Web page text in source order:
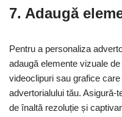
7. Adaugă
Pentru a personaliza
adaugă elemente vizuale
videoclipuri sau grafice
advertorialului tău. Asigură-
de înaltă rezoluție și